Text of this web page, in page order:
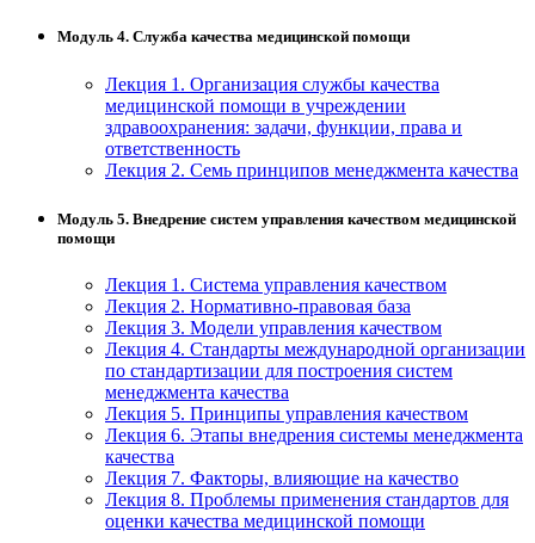
Модуль 4. Служба качества медицинской помощи
Лекция 1. Организация службы качества
медицинской помощи в учреждении
здравоохранения: задачи, функции, права и
ответственность
Лекция 2. Семь принципов менеджмента качества
Модуль 5. Внедрение систем управления качеством медицинской
помощи
Лекция 1. Система управления качеством
Лекция 2. Нормативно-правовая база
Лекция 3. Модели управления качеством
Лекция 4. Стандарты международной организации
по стандартизации для построения систем
менеджмента качества
Лекция 5. Принципы управления качеством
Лекция 6. Этапы внедрения системы менеджмента
качества
Лекция 7. Факторы, влияющие на качество
Лекция 8. Проблемы применения стандартов для
оценки качества медицинской помощи